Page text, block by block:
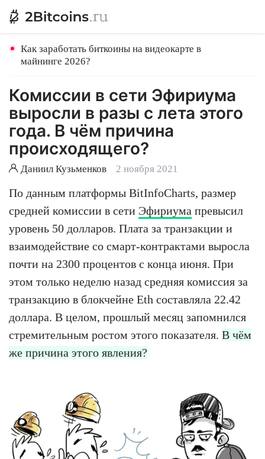
Как заработать биткоины на видеокарте в
майнинге 2026?
Комиссии в сети Эфириума
выросли в разы с лета этого
года. В чём причина
происходящего?
Даниил Кузьменков 2 ноября 2021
По данным платформы BitInfoCharts, размер
средней комиссии в сети Эфириума превысил
уровень 50 долларов. Плата за транзакции и
взаимодействие со смарт-контрактами выросла
почти на 2300 процентов с конца июня. При
этом только неделю назад средняя комиссия за
транзакцию в блокчейне Eth составляла 22.42
доллара. В целом, прошлый месяц запомнился
стремительным ростом этого показателя. В чём
же причина этого явления?